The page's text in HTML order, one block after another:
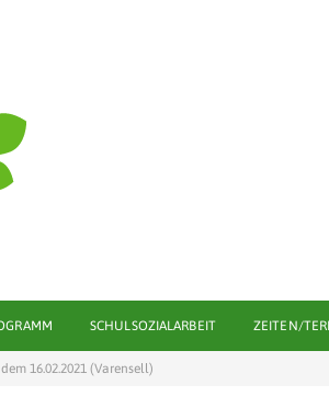
SCHULSOZIALARBEIT ZEITEN/
16.02.2021 (Varensell)